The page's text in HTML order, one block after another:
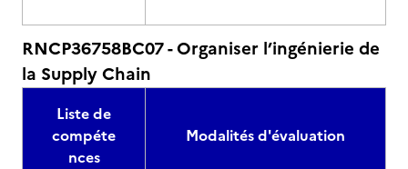
RNCP36758BC07 - Organiser l’ingénierie de
la Supply Chain
Liste de
compéte
nces
Modalités d'évaluation